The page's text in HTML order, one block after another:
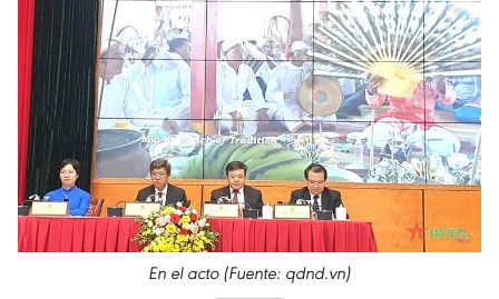
En el acto (Fuente: qdnd.vn)